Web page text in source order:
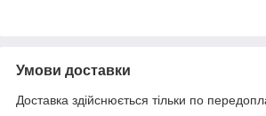
Умови доставки
Доставка здійснюється тільки по